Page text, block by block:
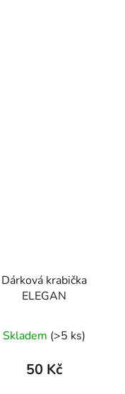
Dárková krabička
ELEGAN
Skladem (>5 ks)
50 Kč